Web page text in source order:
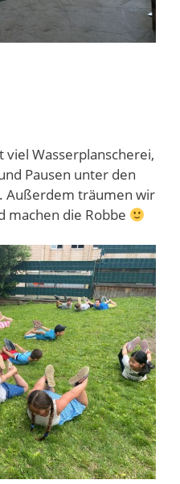
Wasserplanscherei,
Pausen unter den
Außerdem träumen wir
machen die Robbe